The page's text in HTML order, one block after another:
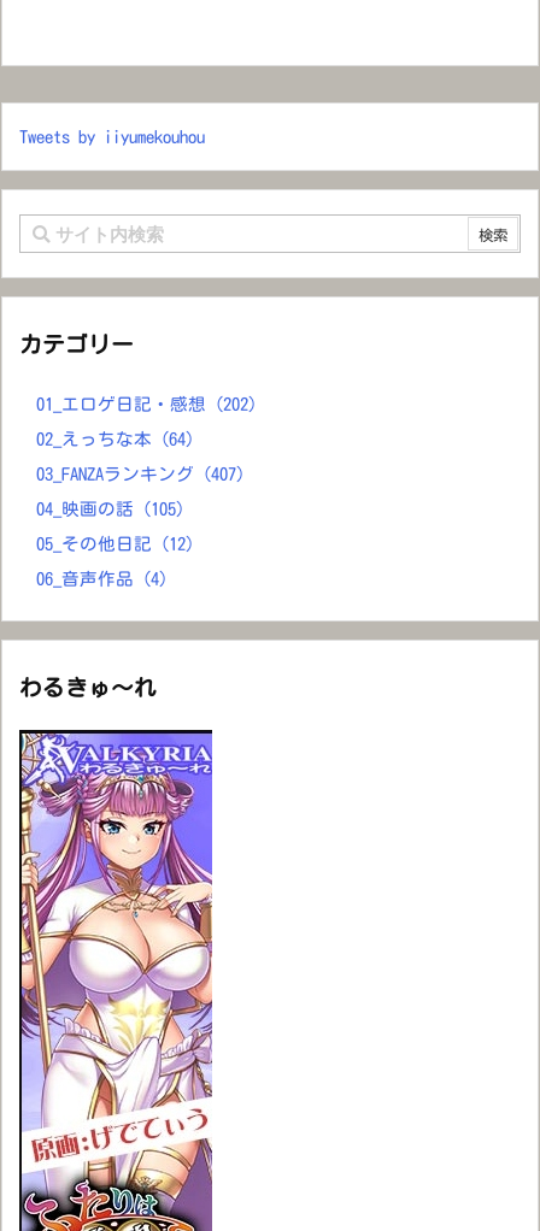
Tweets by iiyumekouhou
カテゴリー
01_エロゲ日記・感想
(202)
02_えっちな本
(64)
03_FANZAランキング
(407)
04_映画の話
(105)
05_その他日記
(12)
06_音声作品
(4)
わるきゅ～れ